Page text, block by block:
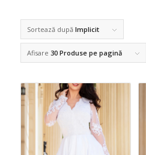
Sortează după Implicit
Afisare 30 Produse pe pagină